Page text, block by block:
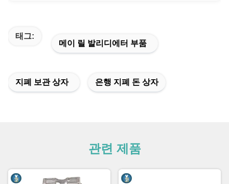
태그:
메이 릴 발리디에터 부품
지폐 보관 상자 은행 지폐 돈 상자
관련 제품